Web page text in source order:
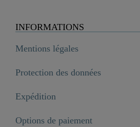
INFORMATIONS
Mentions légales
Protection des données
Expédition
Options de paiement